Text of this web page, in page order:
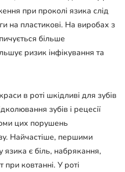
при проколі язика слід
на пластикові. На виробах з
більше
ризик інфікування та
в роті шкідливі для зубів
зубів і рецесії
цих порушень
Найчастіше, першими
язика є біль, набрякання,
при ковтанні. У роті